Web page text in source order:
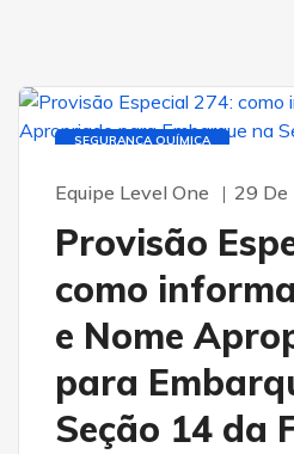
SEGURANÇA QUÍMICA
Equipe Level One 29 De
Provisão
como
e Nome
para
Seção 14 da